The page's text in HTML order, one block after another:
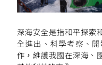
深海安全是指和平探索
全進出、科學考察、
作，維護我國在深海、